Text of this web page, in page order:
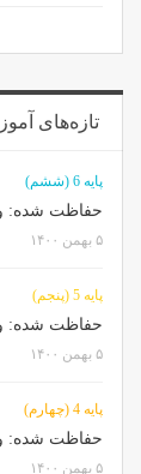
تازه‌های
پایه 6 (ششم)
حفاظت شده:
۵ بهمن ۱۴۰۰
پایه 5 (پنجم)
حفاظت شده:
۵ بهمن ۱۴۰۰
پایه 4 (چهارم)
حفاظت شده:
۵ بهمن ۱۴۰۰